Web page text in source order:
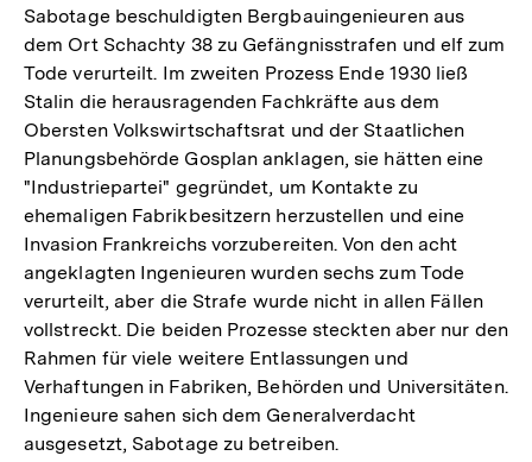
Sabotage beschuldigten Bergbauingenieuren aus
dem Ort Schachty 38 zu Gefängnisstrafen und elf zum
Tode verurteilt. Im zweiten Prozess Ende 1930 ließ
Stalin die herausragenden Fachkräfte aus dem
Obersten Volkswirtschaftsrat und der Staatlichen
Planungsbehörde Gosplan anklagen, sie hätten eine
"Industriepartei" gegründet, um Kontakte zu
ehemaligen Fabrikbesitzern herzustellen und eine
Invasion Frankreichs vorzubereiten. Von den acht
angeklagten Ingenieuren wurden sechs zum Tode
verurteilt, aber die Strafe wurde nicht in allen Fällen
vollstreckt. Die beiden Prozesse steckten aber nur den
Rahmen für viele weitere Entlassungen und
Verhaftungen in Fabriken, Behörden und Universitäten.
Ingenieure sahen sich dem Generalverdacht
ausgesetzt, Sabotage zu betreiben.